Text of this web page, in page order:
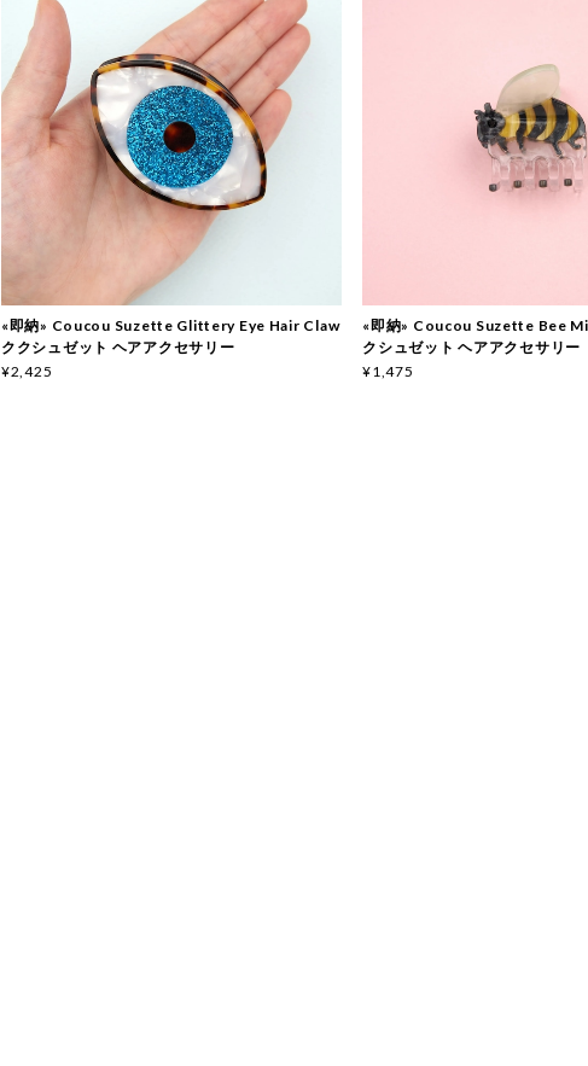
«即納» Coucou Suzette Glittery Eye Hair Claw
ククシュゼット ヘアアクセサリー
¥2,425
«即納» Coucou Suzette Bee
クシュゼット ヘアアクセサリー
¥1,475